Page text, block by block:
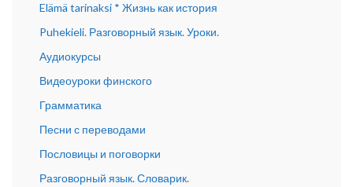
Elämä tarinaksi * Жизнь как история
Puhekieli. Разговорный язык. Уроки.
Аудиокурсы
Видеоуроки финского
Грамматика
Песни с переводами
Пословицы и поговорки
Разговорный язык. Словарик.